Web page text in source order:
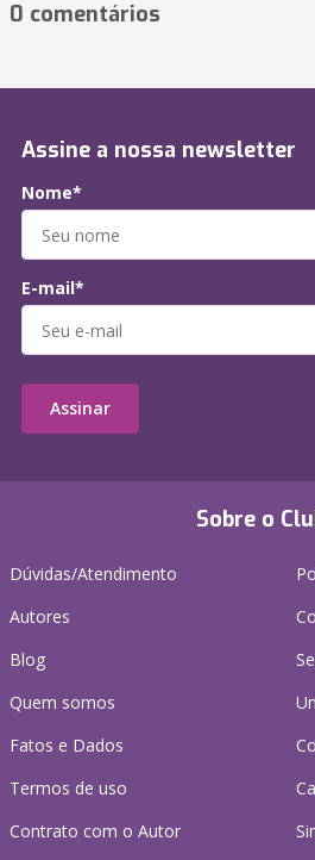
0 comentários
Sobre o
Dúvidas/Atendimento
Autores
Blog
Quem somos
Fatos e Dados
Termos de uso
Contrato com o Autor
Assine a nossa newsletter
Nome*
E-mail*
Assinar